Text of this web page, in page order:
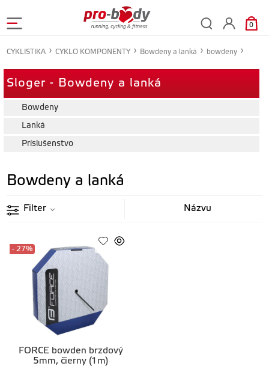
0
Sloger - Bowdeny a lanká
Bowdeny
Lanká
Príslušenstvo
CYKLISTIKA CYKLO KOMPONENTY Bowdeny a lanká bowdeny
Bowdeny a lanká
Filter
FORCE bowden brzdový
5mm, čierny (1m)
- 27%